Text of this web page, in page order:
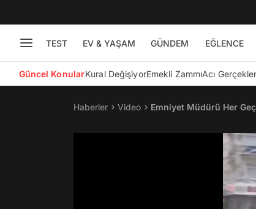
TEST EV & YAŞAM GÜNDEM EĞLENCE
Güncel KonularKural DeğişiyorEmekli ZammıAcı Gerçekler
Haberler Video Emniyet Müdürü Her